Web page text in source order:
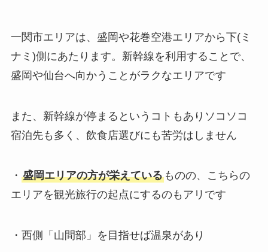
一関市エリアは、盛岡や花巻空港エリアから下(ミ
ナミ)側にあたります。新幹線を利用することで、
盛岡や仙台へ向かうことがラクなエリアです
また、新幹線が停まるというコトもありソコソコ
宿泊先も多く、飲食店選びにも苦労はしません
・ 盛岡エリアの方が栄えているものの、こちらの
エリアを観光旅行の起点にするのもアリです
・西側「山間部」を目指せば温泉があり